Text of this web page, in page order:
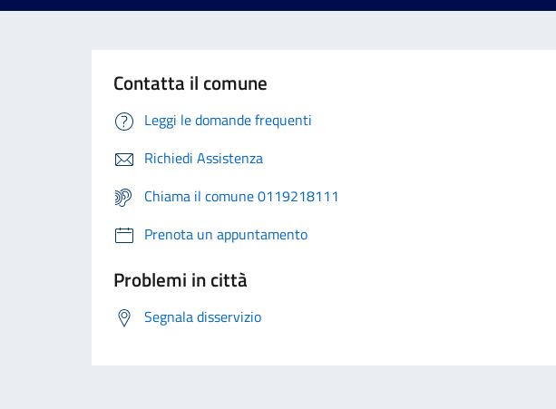
Contatta il comune
Leggi le domande frequenti
Richiedi Assistenza
Chiama il comune 0119218111
Prenota un appuntamento
Problemi in città
Segnala disservizio